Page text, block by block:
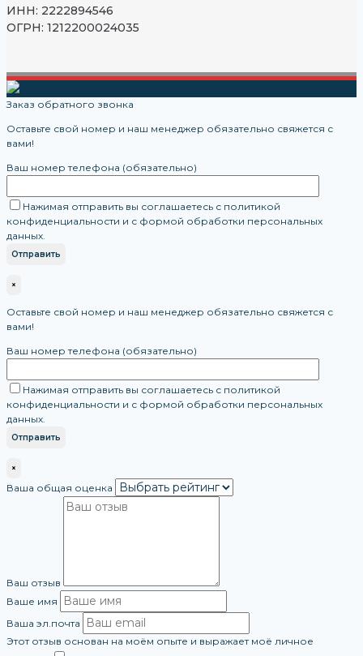
ИНН: 2222894546
ОГРН: 1212200024035
Заказ обратного звонка
Оставьте свой номер и наш менеджер обязательно свяжется с
вами!
Ваш номер телефона (обязательно)
Нажимая отправить вы соглашаетесь с политикой
конфиденциальности и с формой обработки персональных
данных.
×
Оставьте свой номер и наш менеджер обязательно свяжется с
вами!
Ваш номер телефона (обязательно)
Нажимая отправить вы соглашаетесь с политикой
конфиденциальности и с формой обработки персональных
данных.
×
Ваша общая оценка
Ваш отзыв
Ваше имя
Ваша эл.почта
Этот отзыв основан на моём опыте и выражает моё личное